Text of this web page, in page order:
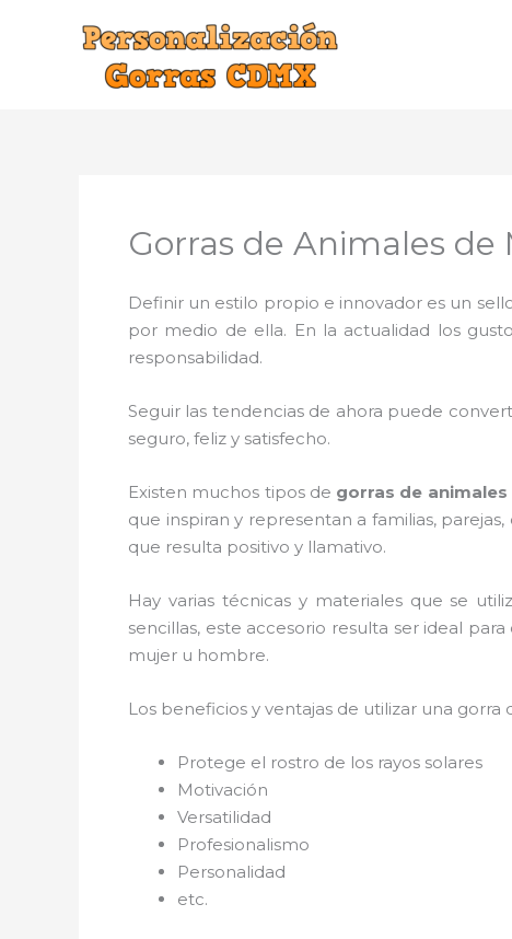
Gorras de Animales de
Definir un estilo propio e innovador es un
por medio de ella. En la actualidad los
responsabilidad.
Seguir las tendencias de ahora puede
seguro, feliz y satisfecho.
Existen muchos tipos de gorras de
que inspiran y representan a familias,
que resulta positivo y llamativo.
Hay varias técnicas y materiales que se
sencillas, este accesorio resulta ser ideal
mujer u hombre.
Los beneficios y ventajas de utilizar una gorra
Protege el rostro de los rayos solares
Motivación
Versatilidad
Profesionalismo
Personalidad
etc.